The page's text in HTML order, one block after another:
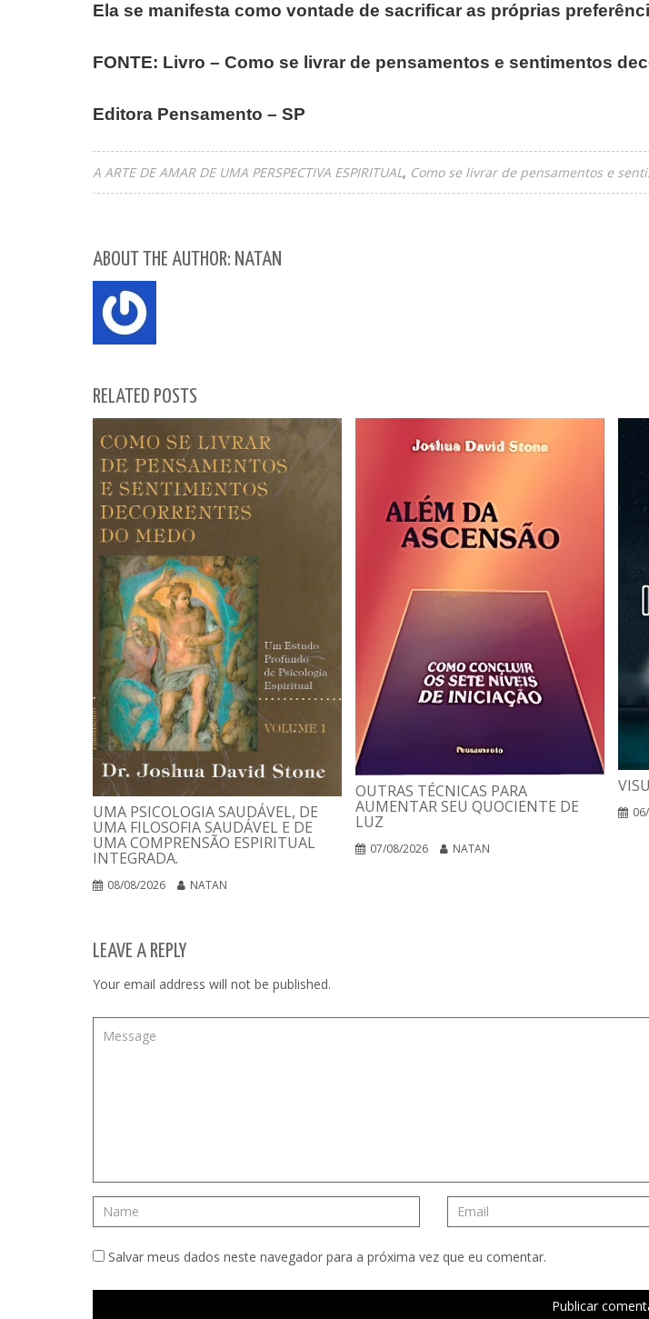
Ela se manifesta como vontade de sacrificar as próprias
FONTE: Livro – Como se livrar de pensamentos e sentimentos
Editora Pensamento – SP
A ARTE DE AMAR DE UMA PERSPECTIVA ESPIRITUAL Como se livrar de pensamentos e
ABOUT THE AUTHOR: NATAN
RELATED POSTS
UMA PSICOLOGIA SAUDÁVEL, DE
UMA FILOSOFIA SAUDÁVEL E DE
UMA COMPRENSÃO ESPIRITUAL
INTEGRADA.
08/08/2026 NATAN
OUTRAS TÉCNICAS PARA
AUMENTAR SEU QUOCIENTE DE
LUZ
07/08/2026 NATAN
LEAVE A REPLY
Your email address will not be published.
Salvar meus dados neste navegador para a próxima vez que eu comentar.